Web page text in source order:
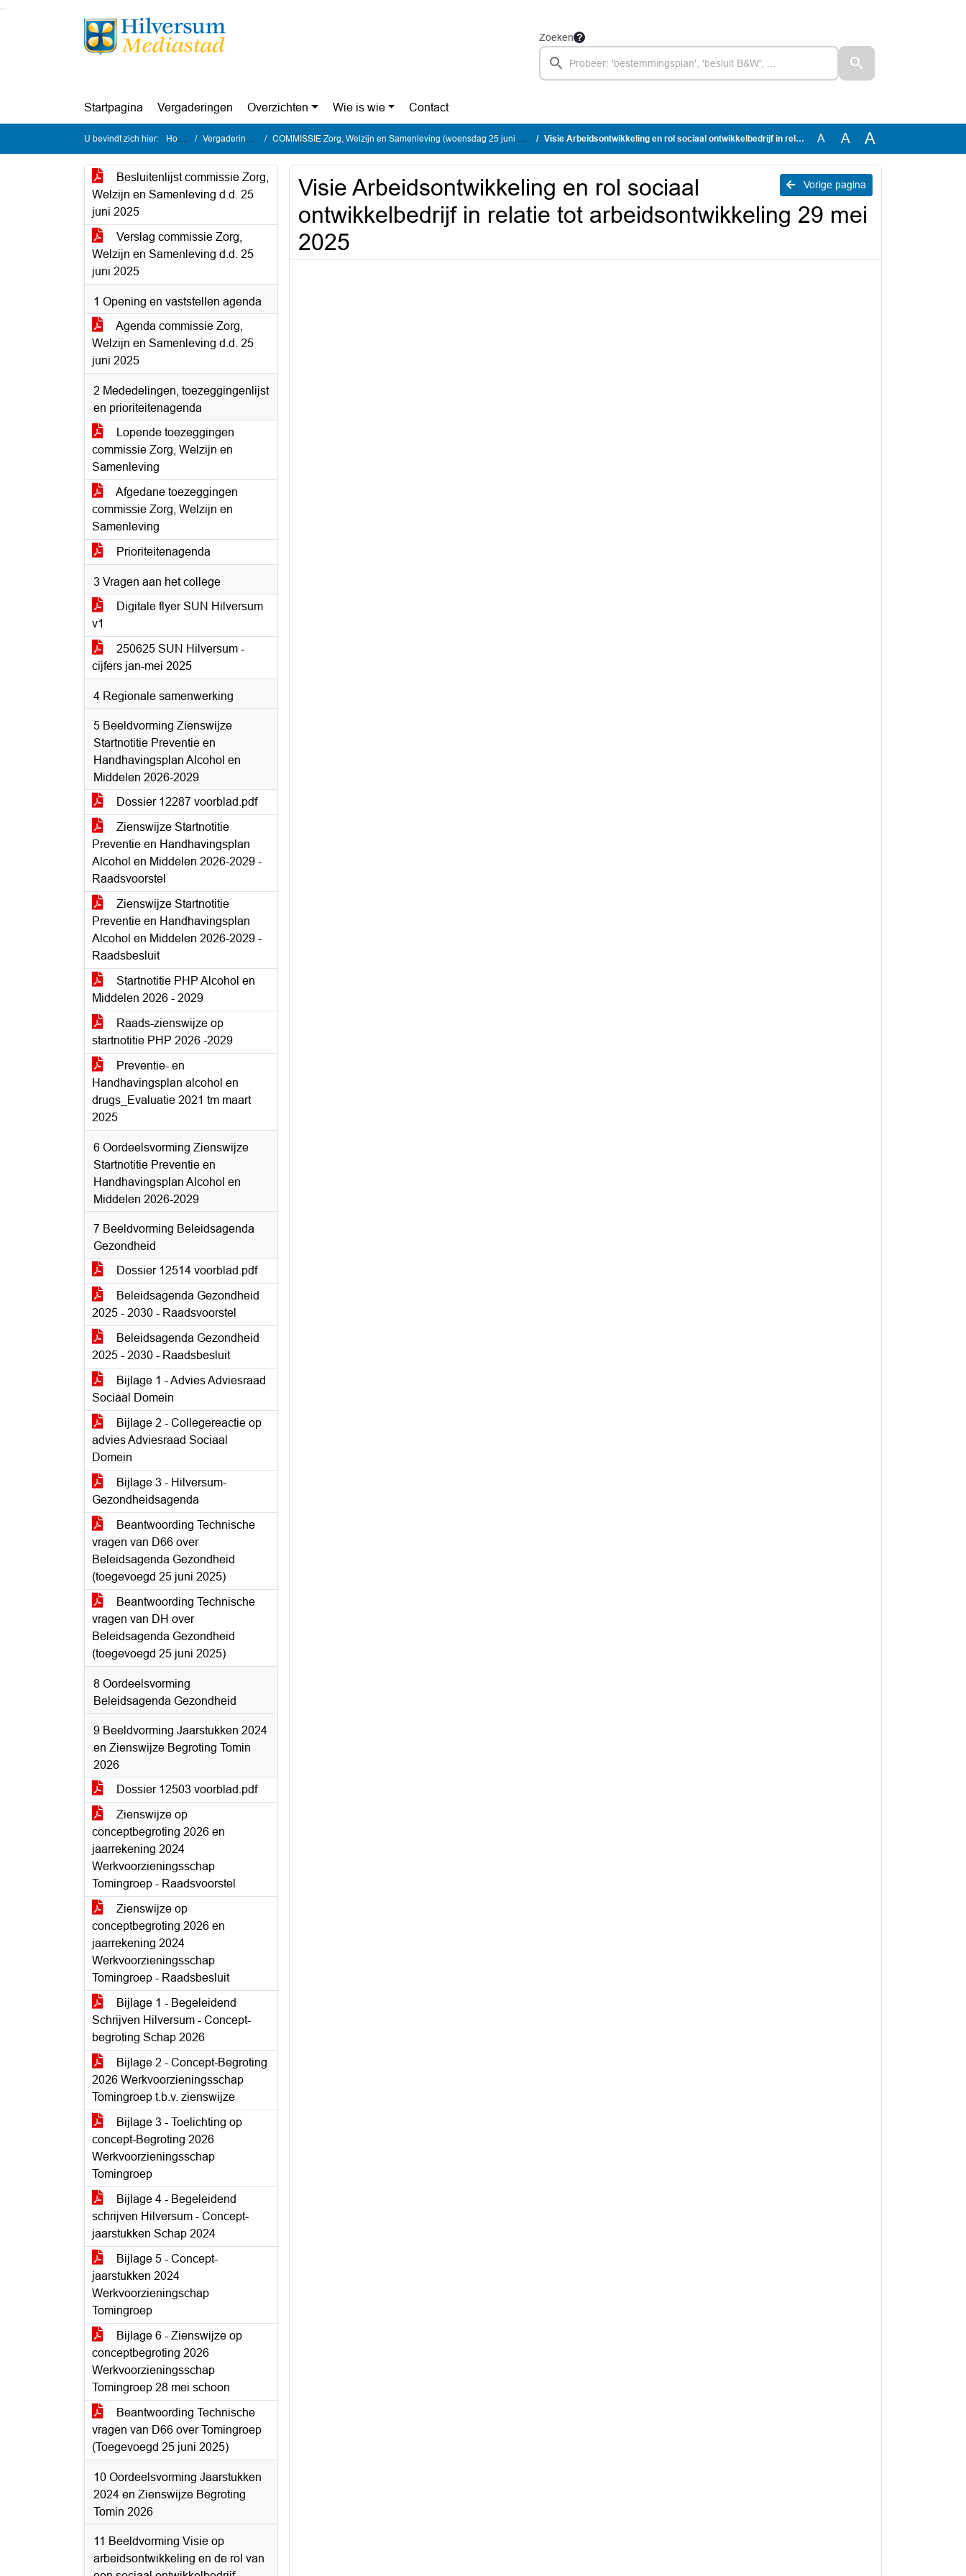
Ga naar de inhoud van deze pagina
Ga naar het zoeken
Ga naar het menu
Zoeken
Startpagina Vergaderingen Overzichten Wie is wie Contact
U bevindt zich hier: Home Vergaderingen COMMISSIE Zorg, Welzijn en Samenleving (woensdag 25 juni 2025) Visie Arbeidsontwikkeling en rol sociaal ontwikkelbedrijf in relatie tot arbeidsontwikkeling 29 mei 2025 A A A
Besluitenlijst commissie Zorg,
Welzijn en Samenleving d.d. 25
juni 2025
Verslag commissie Zorg,
Welzijn en Samenleving d.d. 25
juni 2025
1 Opening en vaststellen agenda
Agenda commissie Zorg,
Welzijn en Samenleving d.d. 25
juni 2025
2 Mededelingen, toezeggingenlijst
en prioriteitenagenda
Lopende toezeggingen
commissie Zorg, Welzijn en
Samenleving
Afgedane toezeggingen
commissie Zorg, Welzijn en
Samenleving
Prioriteitenagenda
3 Vragen aan het college
Digitale flyer SUN Hilversum
v1
250625 SUN Hilversum -
cijfers jan-mei 2025
4 Regionale samenwerking
5 Beeldvorming Zienswijze
Startnotitie Preventie en
Handhavingsplan Alcohol en
Middelen 2026-2029
Dossier 12287 voorblad.pdf
Zienswijze Startnotitie
Preventie en Handhavingsplan
Alcohol en Middelen 2026-2029 -
Raadsvoorstel
Zienswijze Startnotitie
Preventie en Handhavingsplan
Alcohol en Middelen 2026-2029 -
Raadsbesluit
Startnotitie PHP Alcohol en
Middelen 2026 - 2029
Raads-zienswijze op
startnotitie PHP 2026 -2029
Preventie- en
Handhavingsplan alcohol en
drugs_Evaluatie 2021 tm maart
2025
6 Oordeelsvorming Zienswijze
Startnotitie Preventie en
Handhavingsplan Alcohol en
Middelen 2026-2029
7 Beeldvorming Beleidsagenda
Gezondheid
Dossier 12514 voorblad.pdf
Beleidsagenda Gezondheid
2025 - 2030 - Raadsvoorstel
Beleidsagenda Gezondheid
2025 - 2030 - Raadsbesluit
Bijlage 1 - Advies Adviesraad
Sociaal Domein
Bijlage 2 - Collegereactie op
advies Adviesraad Sociaal
Domein
Bijlage 3 - Hilversum-
Gezondheidsagenda
Beantwoording Technische
vragen van D66 over
Beleidsagenda Gezondheid
(toegevoegd 25 juni 2025)
Beantwoording Technische
vragen van DH over
Beleidsagenda Gezondheid
(toegevoegd 25 juni 2025)
8 Oordeelsvorming
Beleidsagenda Gezondheid
9 Beeldvorming Jaarstukken 2024
en Zienswijze Begroting Tomin
2026
Dossier 12503 voorblad.pdf
Zienswijze op
conceptbegroting 2026 en
jaarrekening 2024
Werkvoorzieningsschap
Tomingroep - Raadsvoorstel
Zienswijze op
conceptbegroting 2026 en
jaarrekening 2024
Werkvoorzieningsschap
Tomingroep - Raadsbesluit
Bijlage 1 - Begeleidend
Schrijven Hilversum - Concept-
begroting Schap 2026
Bijlage 2 - Concept-Begroting
2026 Werkvoorzieningsschap
Tomingroep t.b.v. zienswijze
Bijlage 3 - Toelichting op
concept-Begroting 2026
Werkvoorzieningsschap
Tomingroep
Bijlage 4 - Begeleidend
schrijven Hilversum - Concept-
jaarstukken Schap 2024
Bijlage 5 - Concept-
jaarstukken 2024
Werkvoorzieningschap
Tomingroep
Bijlage 6 - Zienswijze op
conceptbegroting 2026
Werkvoorzieningsschap
Tomingroep 28 mei schoon
Beantwoording Technische
vragen van D66 over Tomingroep
(Toegevoegd 25 juni 2025)
10 Oordeelsvorming Jaarstukken
2024 en Zienswijze Begroting
Tomin 2026
11 Beeldvorming Visie op
arbeidsontwikkeling en de rol van
Vorige pagina
Visie Arbeidsontwikkeling en rol sociaal
ontwikkelbedrijf in relatie tot arbeidsontwikkeling 29 mei
2025